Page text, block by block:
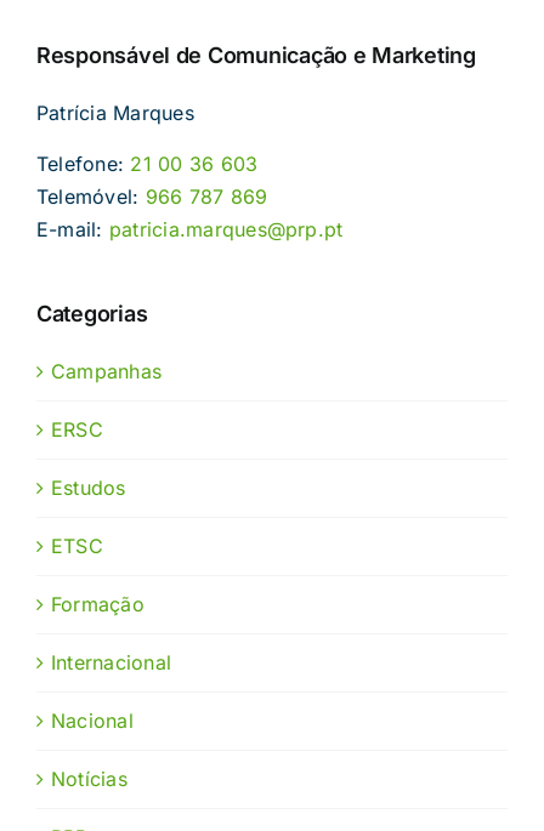
Responsável de Comunicação e Marketing
Patrícia Marques
Telefone: 21 00 36 603
Telemóvel: 966 787 869
E-mail: patricia.marques@prp.pt
Categorias
Campanhas
ERSC
Estudos
ETSC
Formação
Internacional
Nacional
Notícias